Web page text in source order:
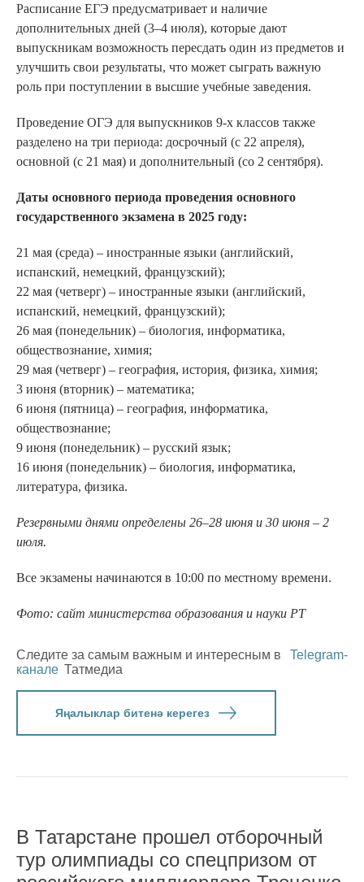
Расписание ЕГЭ предусматривает и наличие
дополнительных дней (3–4 июля), которые дают
выпускникам возможность пересдать один из предметов и
улучшить свои результаты, что может сыграть важную
роль при поступлении в высшие учебные заведения.
Проведение ОГЭ для выпускников 9-х классов также
разделено на три периода: досрочный (с 22 апреля),
основной (с 21 мая) и дополнительный (со 2 сентября).
Даты основного периода проведения основного
государственного экзамена в 2025 году:
21 мая (среда) – иностранные языки (английский,
испанский, немецкий, французский);
22 мая (четверг) – иностранные языки (английский,
испанский, немецкий, французский);
26 мая (понедельник) – биология, информатика,
обществознание, химия;
29 мая (четверг) – география, история, физика, химия;
3 июня (вторник) – математика;
6 июня (пятница) – география, информатика,
обществознание;
9 июня (понедельник) – русский язык;
16 июня (понедельник) – биология, информатика,
литература, физика.
Резервными днями определены 26–28 июня и 30 июня – 2
июля.
Все экзамены начинаются в 10:00 по местному времени.
Фото: сайт министерства образования и науки РТ
Следите за самым важным и интересным в
Telegram-
канале Татмедиа
Яңалыклар битенә керегез
В Татарстане прошел отборочный
тур олимпиады со спецпризом от